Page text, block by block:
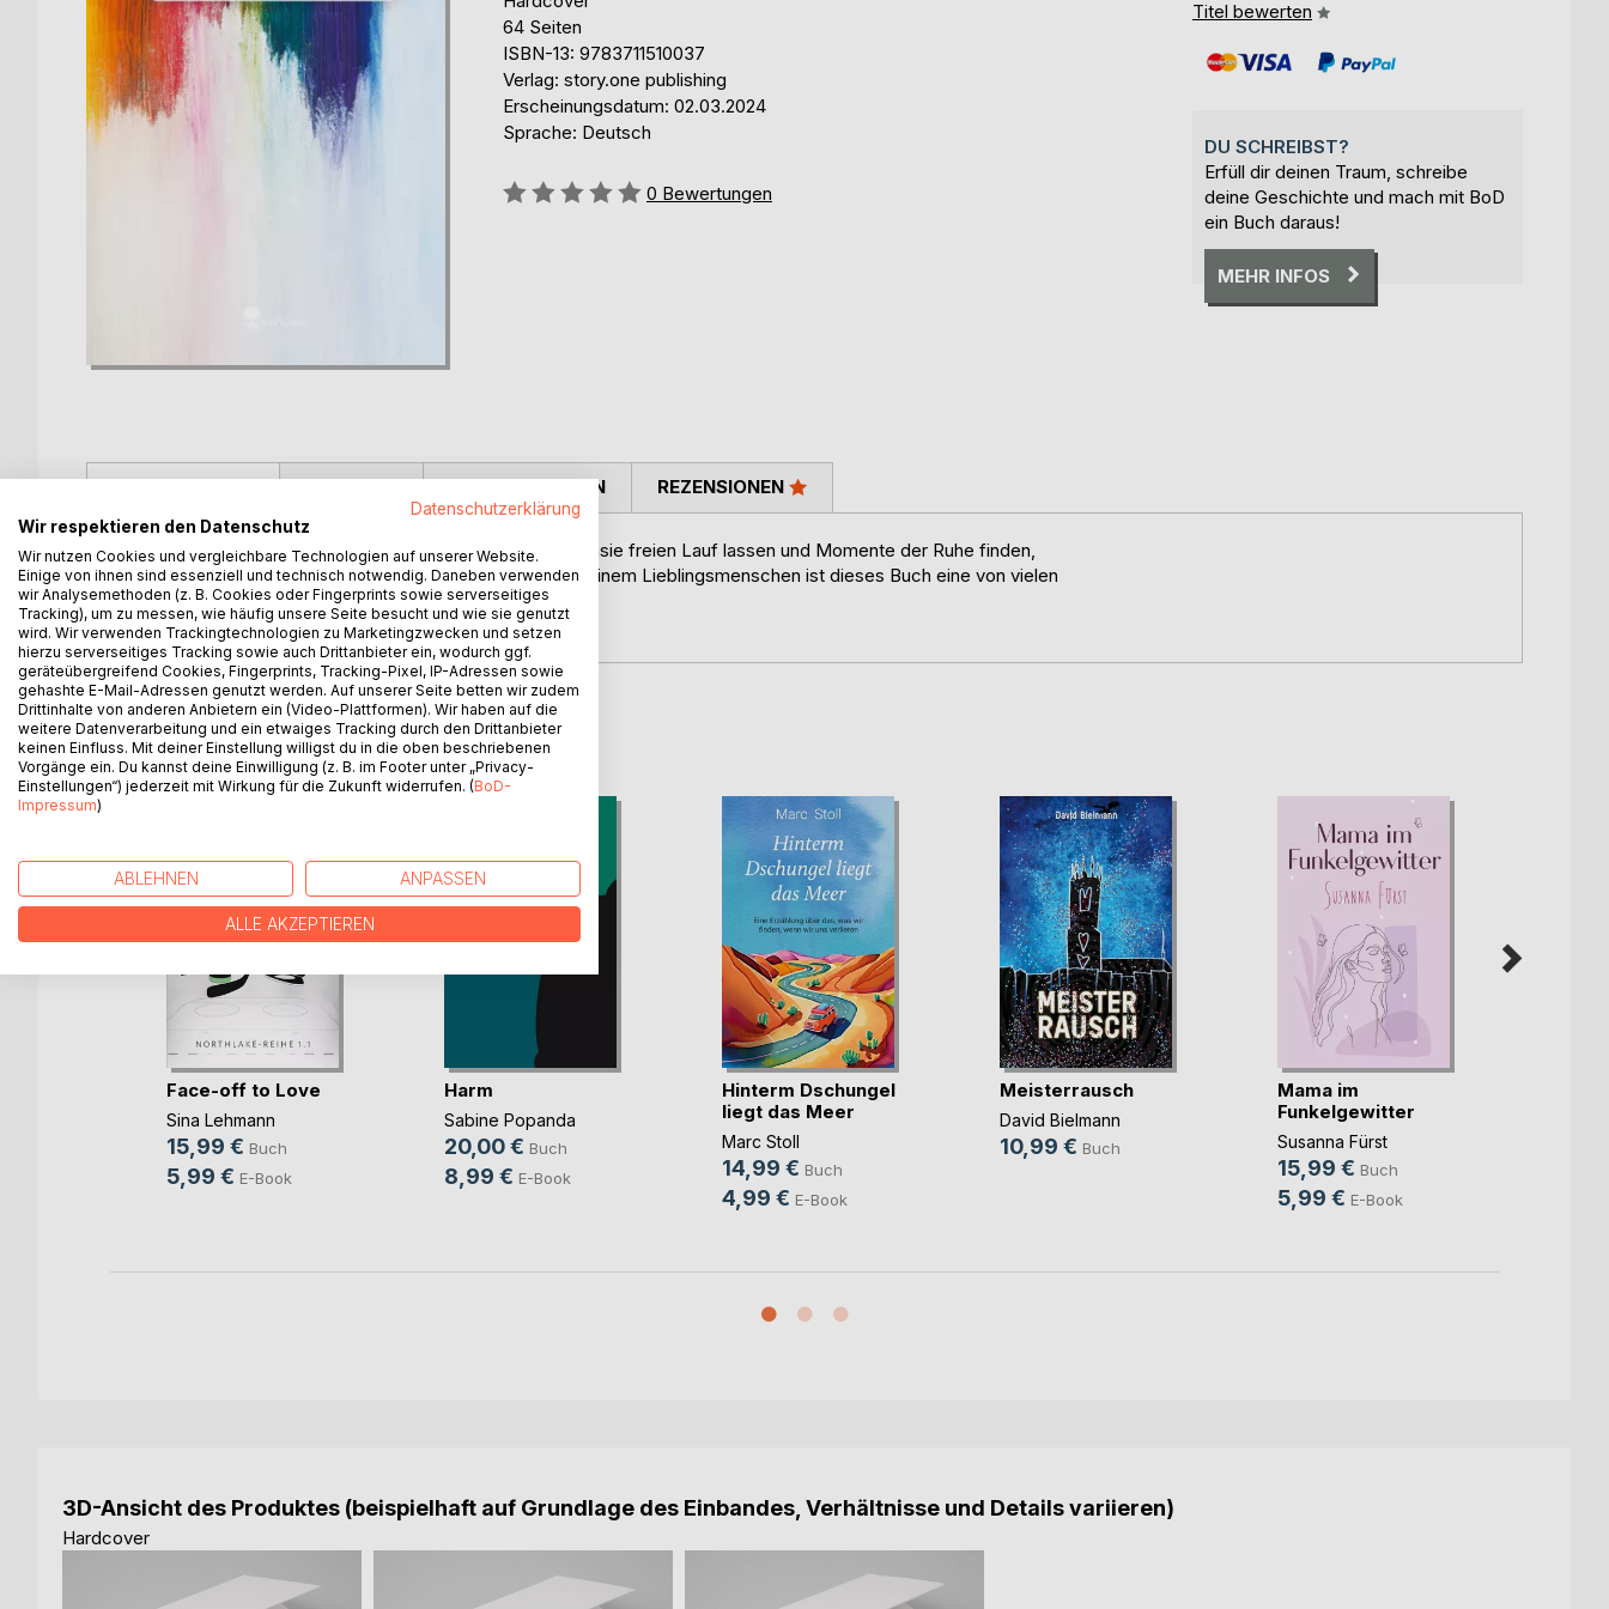
64 Seiten
ISBN-13: 9783711510037
Verlag: story.one publishing
Erscheinungsdatum: 02.03.2024
Sprache: Deutsch
Bewertung::
0 Bewertungen
Titel bewerten
DU SCHREIBST?
Erfüll dir deinen Traum, schreibe
deine Geschichte und mach mit BoD
ein Buch daraus!
MEHR INFOS
In Gedanken an Orte der Entspannung reisen, deiner Fantasie freien Lauf lassen und Momente der Ruhe finden,
darum geht es in diesem Vorlesebuch. Gemeinsam mit deinem Lieblingsmenschen ist dieses Buch eine von vielen
Möglichkeiten, Entspannung in euren Alltag zu bringen.
Gute Entspannung, kleine:r Traumreisende:r!
PRESSESTIMMEN REZENSIONEN
WEITERE TITEL BEIBoD
Face-off to Love
Sina Lehmann
15,99 € Buch
5,99 € E-Book
Harm
Sabine Popanda
20,00 € Buch
8,99 € E-Book
Hinterm Dschungel
liegt das Meer
Marc Stoll
14,99 € Buch
4,99 € E-Book
Meisterrausch
David Bielmann
10,99 € Buch
Mama im
Funkelgewitter
Susanna Fürst
15,99 € Buch
5,99 € E-Book
3D-Ansicht des Produktes (beispielhaft auf Grundlage des Einbandes, Verhältnisse und Details variieren)
Hardcover
Datenschutzerklärung
Wir respektieren den Datenschutz
Wir nutzen Cookies und vergleichbare Technologien auf unserer Website.
Einige von ihnen sind essenziell und technisch notwendig. Daneben verwenden
wir Analysemethoden (z. B. Cookies oder Fingerprints sowie serverseitiges
Tracking), um zu messen, wie häufig unsere Seite besucht und wie sie genutzt
wird. Wir verwenden Trackingtechnologien zu Marketingzwecken und setzen
hierzu serverseitiges Tracking sowie auch Drittanbieter ein, wodurch ggf.
geräteübergreifend Cookies, Fingerprints, Tracking-Pixel, IP-Adressen sowie
gehashte E-Mail-Adressen genutzt werden. Auf unserer Seite betten wir zudem
Drittinhalte von anderen Anbietern ein (Video-Plattformen). Wir haben auf die
weitere Datenverarbeitung und ein etwaiges Tracking durch den Drittanbieter
keinen Einfluss. Mit deiner Einstellung willigst du in die oben beschriebenen
Vorgänge ein. Du kannst deine Einwilligung (z. B. im Footer unter „Privacy-
Einstellungen“) jederzeit mit Wirkung für die Zukunft widerrufen. (BoD-
Impressum)
ABLEHNEN ANPASSEN
ALLE AKZEPTIEREN